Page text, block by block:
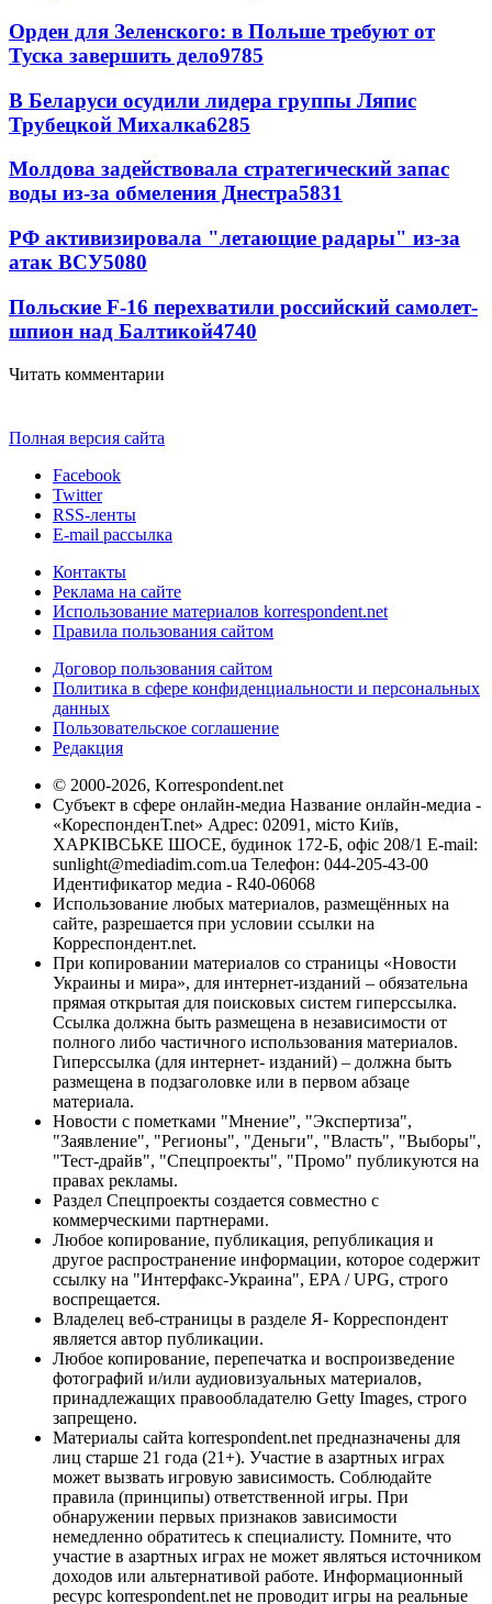
Орден для Зеленского: в Польше требуют от
Туска завершить дело9785
В Беларуси осудили лидера группы Ляпис
Трубецкой Михалка6285
Молдова задействовала стратегический запас
воды из-за обмеления Днестра5831
РФ активизировала "летающие радары" из-за
атак ВСУ5080
Польские F-16 перехватили российский самолет-
шпион над Балтикой4740
Читать комментарии
Полная версия сайта
Facebook
Twitter
RSS-ленты
E-mail рассылка
Контакты
Реклама на сайте
Использование материалов korrespondent.net
Правила пользования сайтом
Договор пользования сайтом
Политика в сфере конфиденциальности и персональных
данных
Пользовательское соглашение
Редакция
© 2000-2026, Korrespondent.net
Субъект в сфере онлайн-медиа Название онлайн-медиа -
«КореспонденТ.net» Адрес: 02091, місто Київ,
ХАРКІВСЬКЕ ШОСЕ, будинок 172-Б, офіс 208/1 E-mail:
sunlight@mediadim.com.ua Телефон: 044-205-43-00
Идентификатор медиа - R40-06068
Использование любых материалов, размещённых на
сайте, разрешается при условии ссылки на
Корреспондент.net.
При копировании материалов со страницы «Новости
Украины и мира», для интернет-изданий – обязательна
прямая открытая для поисковых систем гиперссылка.
Ссылка должна быть размещена в независимости от
полного либо частичного использования материалов.
Гиперссылка (для интернет- изданий) – должна быть
размещена в подзаголовке или в первом абзаце
материала.
Новости с пометками "Мнение", "Экспертиза",
"Заявление", "Регионы", "Деньги", "Власть", "Выборы",
"Тест-драйв", "Спецпроекты", "Промо" публикуются на
правах рекламы.
Раздел Спецпроекты создается совместно с
коммерческими партнерами.
Любое копирование, публикация, републикация и
другое распространение информации, которое содержит
ссылку на "Интерфакс-Украина", EPA / UPG, строго
воспрещается.
Владелец веб-страницы в разделе Я- Корреспондент
является автор публикации.
Любое копирование, перепечатка и воспроизведение
фотографий и/или аудиовизуальных материалов,
принадлежащих правообладателю Getty Images, строго
запрещено.
Материалы сайта korrespondent.net предназначены для
лиц старше 21 года (21+). Участие в азартных играх
может вызвать игровую зависимость. Соблюдайте
правила (принципы) ответственной игры. При
обнаружении первых признаков зависимости
немедленно обратитесь к специалисту. Помните, что
участие в азартных играх не может являться источником
доходов или альтернативой работе. Информационный
ресурс korrespondent.net не проводит игры на реальные